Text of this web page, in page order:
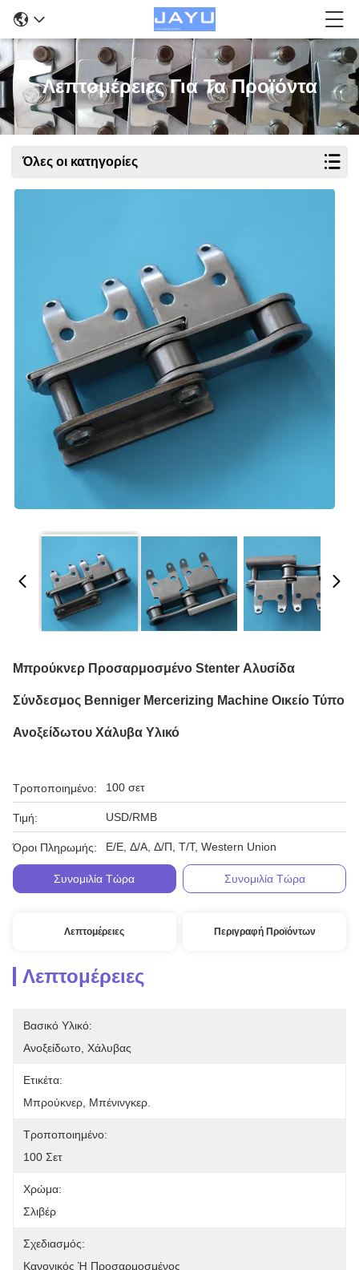
Λεπτομέρειες Για Τα Προϊόντα
Όλες οι κατηγορίες
Μπρούκνερ Προσαρμοσμένο Stenter Αλυσίδα
Σύνδεσμος Benniger Mercerizing Machine Οικείο Τύπο
Ανοξείδωτου Χάλυβα Υλικό
Τροποποιημένο: 100 σετ
Τιμή: USD/RMB
Όροι Πληρωμής: Ε/Ε, Δ/Α, Δ/Π, Τ/Τ, Western Union
Συνομιλία Τώρα Συνομιλία Τώρα
Λεπτομέρειες Περιγραφή Προϊόντων
Λεπτομέρειες
Βασικό Υλικό:
Ανοξείδωτο, Χάλυβας
Ετικέτα:
Μπρούκνερ, Μπένινγκερ.
Τροποποιημένο:
100 Σετ
Χρώμα:
Σλιβέρ
Σχεδιασμός:
Κανονικός Ή Προσαρμοσμένος